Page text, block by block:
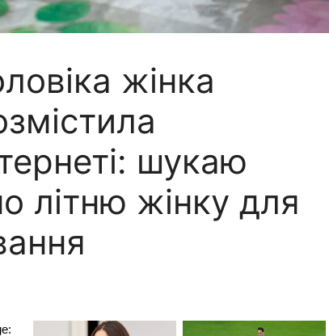
жінка
шукаю
літню жінку для